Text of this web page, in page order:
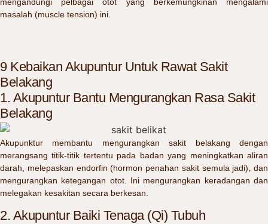
masalah (muscle tension) ini.
9 Kebaikan Akupuntur Untuk Rawat Sakit
Belakang
1. Akupuntur Bantu Mengurangkan Rasa Sakit
Belakang
Akupunktur membantu mengurangkan sakit belakang dengan
merangsang titik-titik tertentu pada badan yang meningkatkan aliran
darah, melepaskan endorfin (hormon penahan sakit semula jadi), dan
mengurangkan ketegangan otot. Ini mengurangkan keradangan dan
melegakan kesakitan secara berkesan.
2. Akupuntur Baiki Tenaga (Qi) Tubuh